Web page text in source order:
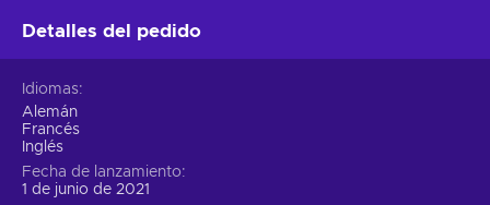
Detalles del pedido
Idiomas
Alemán
Francés
Inglés
Fecha de lanzamiento
1 de junio de 2021